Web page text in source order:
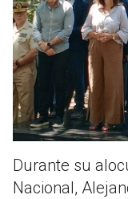
Durante su
Nacional,